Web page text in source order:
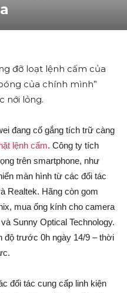
đỡ loạt lệnh cấm của
của chính mình”
nới lỏng.
đang cố gắng tích trữ càng
lệnh cấm. Công ty tích
trên smartphone, như
màn hình từ các đối tác
Realtek. Hãng còn gom
mua ống kính cho camera
Sunny Optical Technology.
độ trước 0h ngày 14/9 – thời
đối tác cung cấp linh kiện